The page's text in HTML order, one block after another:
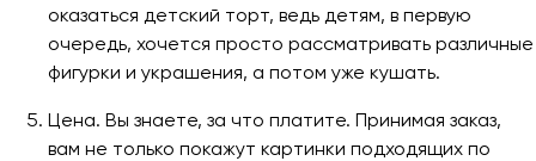
оказаться детский торт, ведь детям, в первую
очередь, хочется просто рассматривать различные
фигурки и украшения, а потом уже кушать.
Цена. Вы знаете, за что платите. Принимая заказ,
вам не только покажут картинки подходящих по